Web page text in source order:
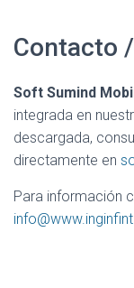
Contacto
Soft Sumind
integrada en
descargada,
directamente en
Para información